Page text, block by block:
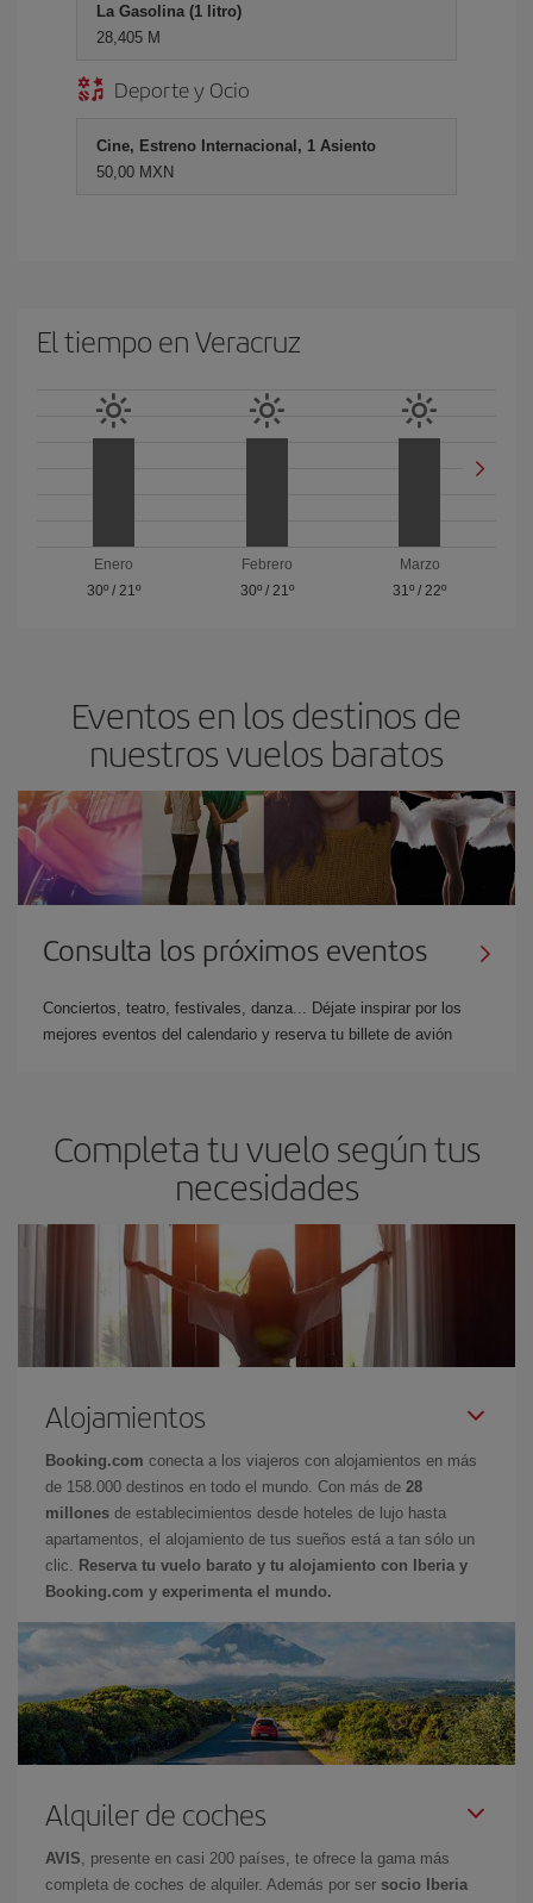
La Gasolina (1 litro)
28,405 M
Deporte y Ocio
Cine, Estreno Internacional, 1 Asiento
50,00 MXN
El tiempo en Veracruz
Enero
30º/ 21º
Febrero
30º/ 21º
Marzo
31º / 22º
Eventos en los destinos de
nuestros vuelos baratos
Consulta los próximos eventos
Conciertos, teatro, festivales, danza... Déjate inspirar por los
mejores eventos del calendario y reserva tu billete de avión
Completa tu vuelo según tus
necesidades
Alojamientos
Booking.com conecta a los viajeros con alojamientos en más
de 158.000 destinos en todo el mundo. Con más de 28
millones de establecimientos desde hoteles de lujo hasta
apartamentos, el alojamiento de tus sueños está a tan sólo un
clic.
Reserva tu vuelo barato y tu alojamiento con Iberia y
Booking.com y experimenta el mundo.
Alquiler de coches
AVIS , presente en casi 200 países, te ofrece la gama más
completa de coches de alquiler. Además por ser socio Iberia